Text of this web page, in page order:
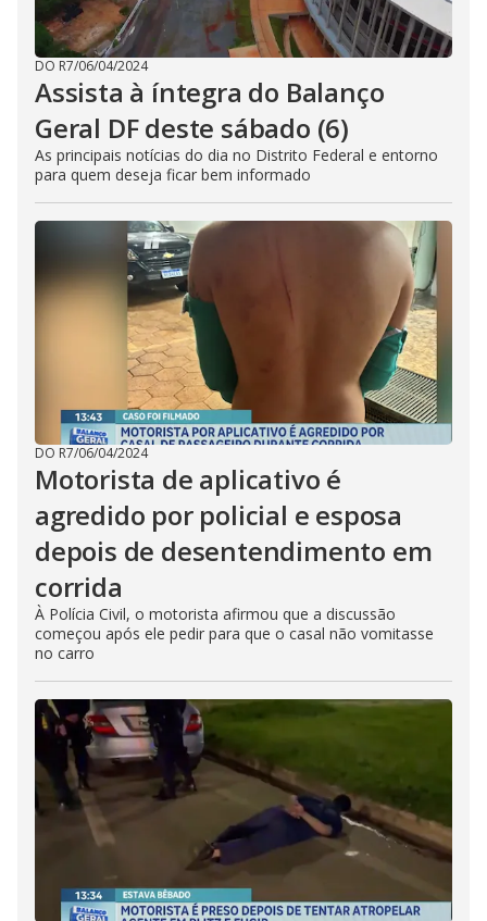
DO R7/06/04/2024
Assista à íntegra do Balanço
Geral DF deste sábado (6)
As principais notícias do dia no Distrito Federal e entorno
para quem deseja ficar bem informado
DO R7/06/04/2024
Motorista de aplicativo é
agredido por policial e esposa
depois de desentendimento em
corrida
À Polícia Civil, o motorista afirmou que a discussão
começou após ele pedir para que o casal não vomitasse
no carro